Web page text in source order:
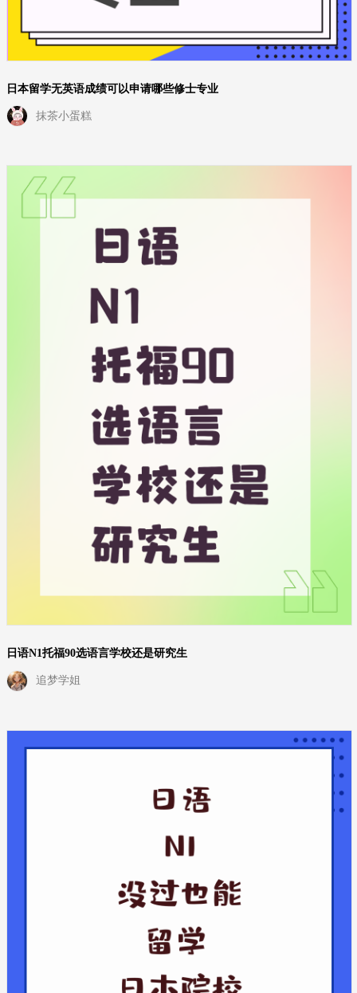
日本留学无英语成绩可以申请哪些修士专业
抹茶小蛋糕
日语N1托福90选语言学校还是研究生
追梦学姐